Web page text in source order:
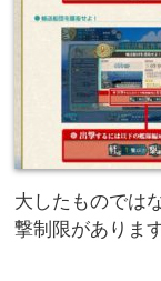
大したものでは
撃制限がありま